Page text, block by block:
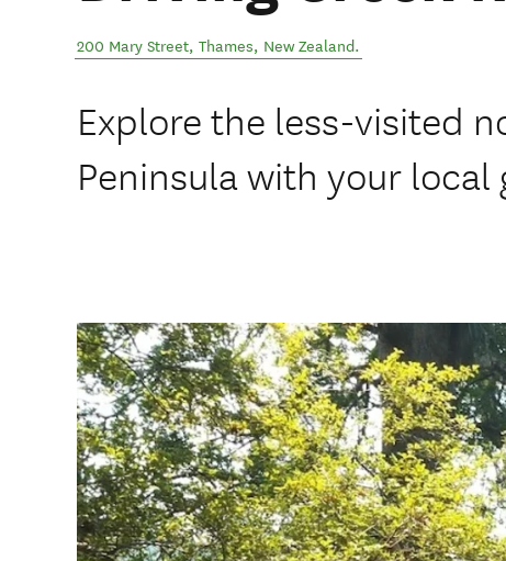
200 Mary Street, Thames, New Zealand.
Explore the less-visited
Peninsula with your local